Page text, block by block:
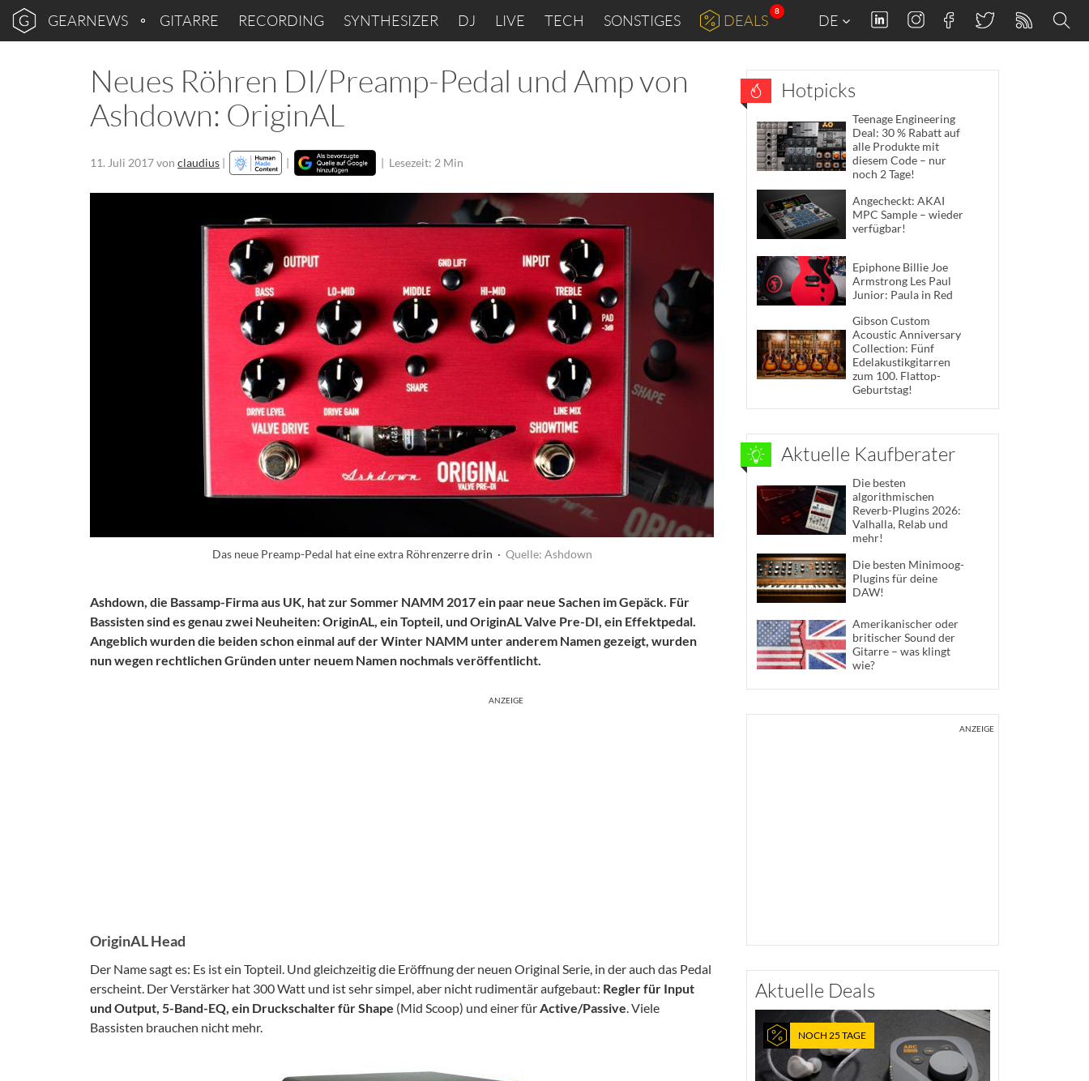
GEARNEWS GITARRE RECORDING SYNTHESIZER DJ LIVE TECH SONSTIGES DEALS
8
DE
Neues Röhren DI/Preamp-Pedal und Amp von
Ashdown: OriginAL
11. Juli 2017von claudius | | | Lesezeit: 2 Min
Das neue Preamp-Pedal hat eine extra Röhrenzerre drin · Quelle: Ashdown
Ashdown, die Bassamp-Firma aus UK, hat zur Sommer NAMM 2017 ein paar neue Sachen im Gepäck. Für
Bassisten sind es genau zwei Neuheiten: OriginAL, ein Topteil, und OriginAL Valve Pre-DI, ein Effektpedal.
Angeblich wurden die beiden schon einmal auf der Winter NAMM unter anderem Namen gezeigt, wurden
nun wegen rechtlichen Gründen unter neuem Namen nochmals veröffentlicht.
ANZEIGE
OriginAL Head
Der Name sagt es: Es ist ein Topteil. Und gleichzeitig die Eröffnung der neuen Original Serie, in der auch das Pedal
erscheint. Der Verstärker hat 300 Watt und ist sehr simpel, aber nicht rudimentär aufgebaut: Regler für Input
und Output, 5-Band-EQ, ein Druckschalter für Shape (Mid Scoop) und einer fürActive/Passive. Viele
Bassisten brauchen nicht mehr.
Hotpicks
Teenage Engineering
Deal: 30 % Rabatt auf
alle Produkte mit
diesem Code – nur
noch 2 Tage!
Angecheckt: AKAI
MPC Sample – wieder
verfügbar!
Epiphone Billie Joe
Armstrong Les Paul
Junior: Paula in Red
Gibson Custom
Acoustic Anniversary
Collection: Fünf
Edelakustikgitarren
zum 100. Flattop-
Geburtstag!
Aktuelle Kaufberater
Die besten
algorithmischen
Reverb-Plugins 2026:
Valhalla, Relab und
mehr!
Die besten Minimoog-
Plugins für deine
DAW!
Amerikanischer oder
britischer Sound der
Gitarre – was klingt
wie?
ANZEIGE
Aktuelle Deals
NOCH 25 TAGE